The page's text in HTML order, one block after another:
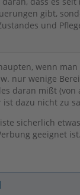
gibt,
und
wenn man
nur wenige
daran mißt (von
ist dazu nicht zu
sicherlich
geeignet